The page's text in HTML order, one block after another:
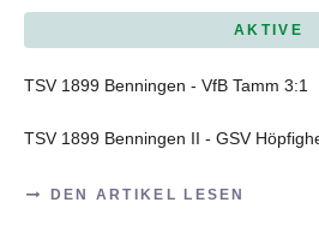
AKTIVE
TSV 1899 Benningen - VfB Tamm 3:1
TSV 1899 Benningen II - GSV
DEN ARTIKEL LESEN